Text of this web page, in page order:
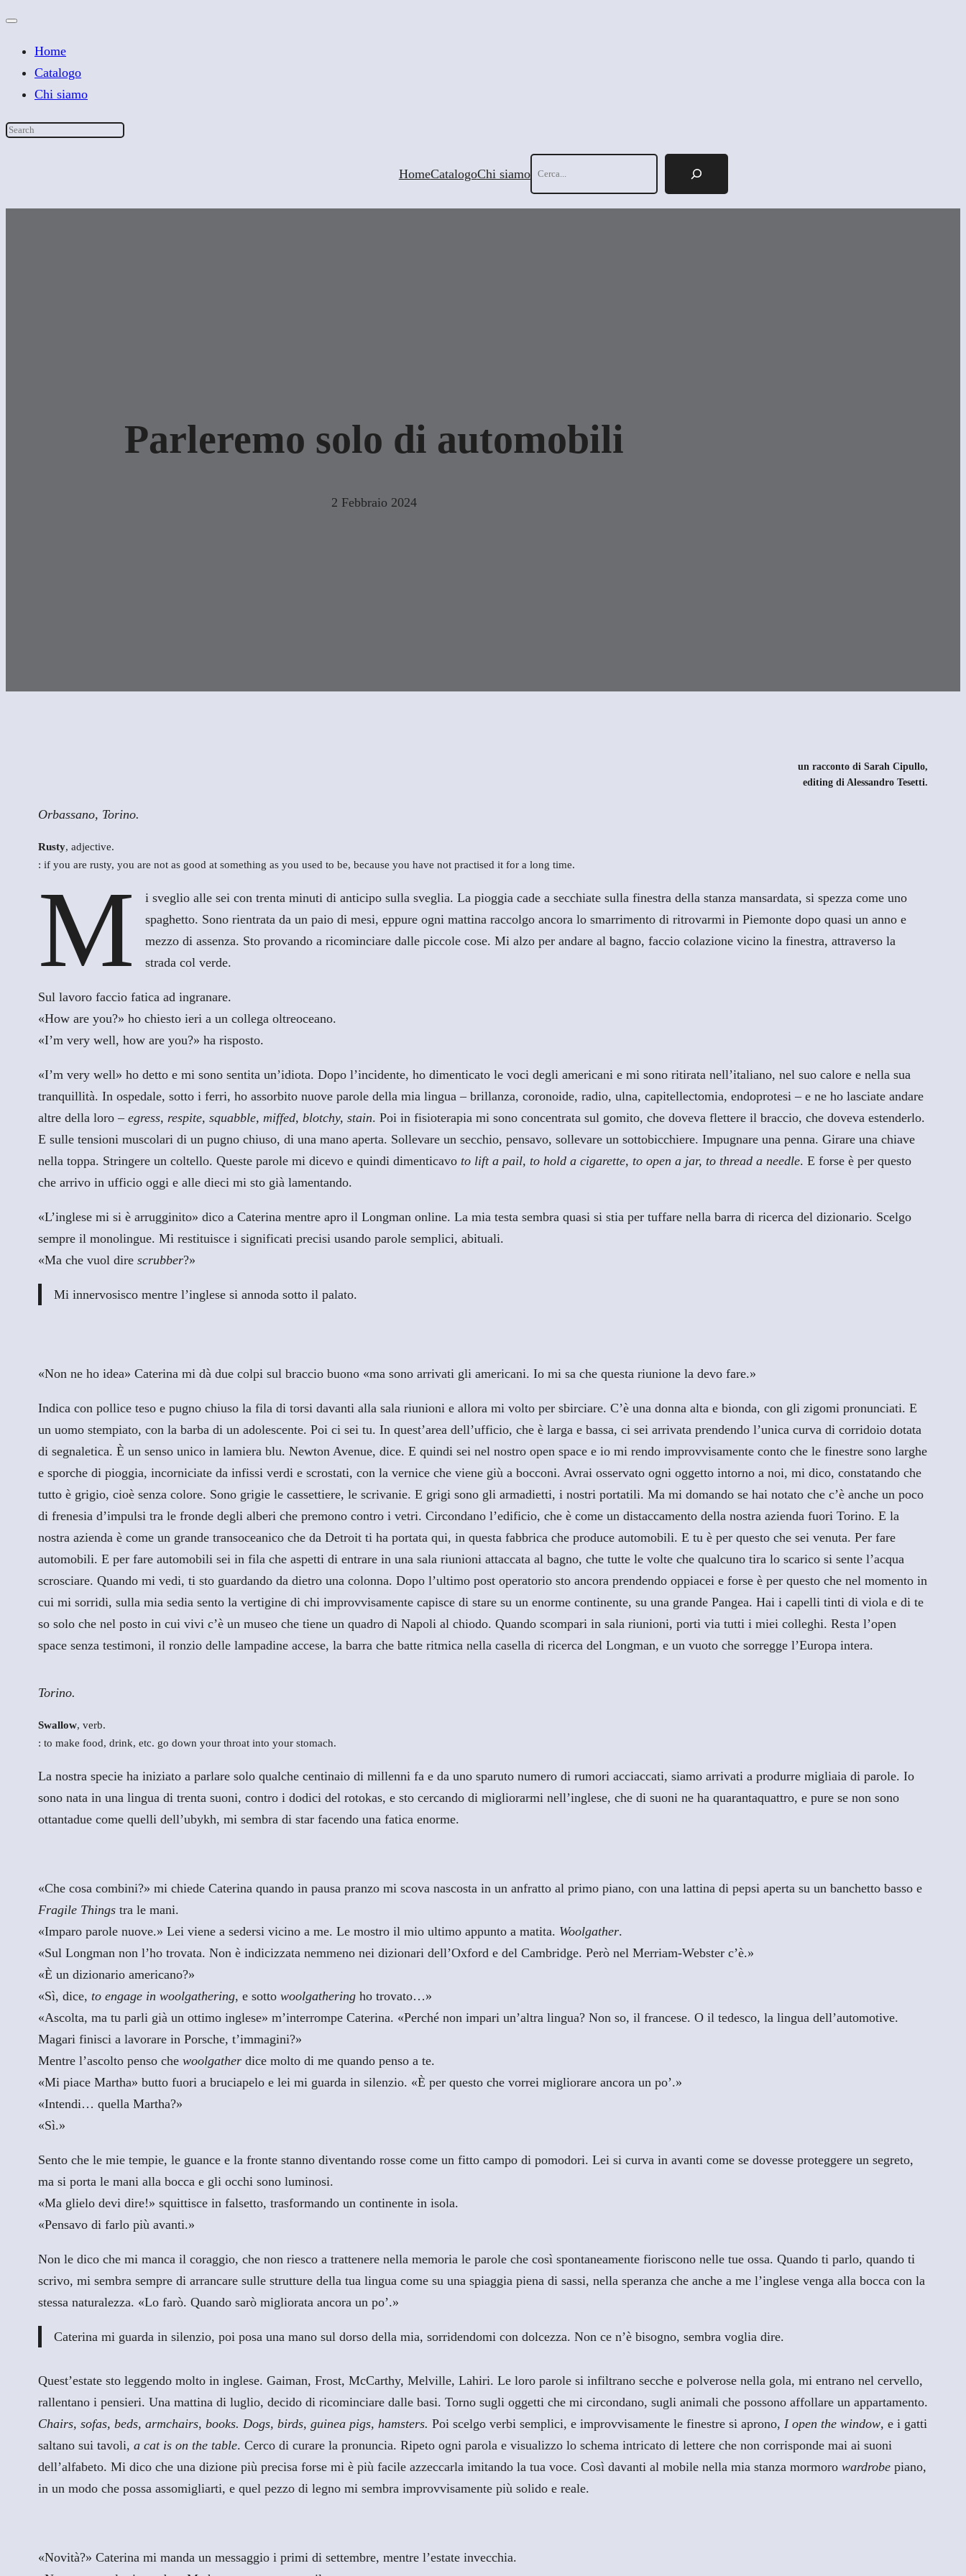
Home
Catalogo
Chi siamo
HomeCatalogoChi siamo
Parleremo solo di automobili
2 Febbraio 2024
un racconto diSarah Cipullo,
editing di Alessandro Tesetti.
Orbassano, Torino.
Rusty, adjective.
: if you are rusty, you are not as good at something as you used to be, because you have not practised it for a long time.
M
i sveglio alle sei con trenta minuti di anticipo sulla sveglia. La pioggia cade a secchiate sulla finestra della stanza mansardata, si spezza come uno
spaghetto. Sono rientrata da un paio di mesi, eppure ogni mattina raccolgo ancora lo smarrimento di ritrovarmi in Piemonte dopo quasi un anno e
mezzo di assenza. Sto provando a ricominciare dalle piccole cose. Mi alzo per andare al bagno, faccio colazione vicino la finestra, attraverso la
strada col verde.
Sul lavoro faccio fatica ad ingranare.
«How are you?» ho chiesto ieri a un collega oltreoceano.
«I’m very well, how are you?» ha risposto.
«I’m very well» ho detto e mi sono sentita un’idiota. Dopo l’incidente, ho dimenticato le voci degli americani e mi sono ritirata nell’italiano, nel suo calore e nella sua
tranquillità. In ospedale, sotto i ferri, ho assorbito nuove parole della mia lingua – brillanza, coronoide, radio, ulna, capitellectomia, endoprotesi – e ne ho lasciate andare
altre della loro – egress, respite, squabble, miffed, blotchy, stain. Poi in fisioterapia mi sono concentrata sul gomito, che doveva flettere il braccio, che doveva estenderlo.
E sulle tensioni muscolari di un pugno chiuso, di una mano aperta. Sollevare un secchio, pensavo, sollevare un sottobicchiere. Impugnare una penna. Girare una chiave
nella toppa. Stringere un coltello. Queste parole mi dicevo e quindi dimenticavo to lift a pail, to hold a cigarette, to open a jar, to thread a needle. E forse è per questo
che arrivo in ufficio oggi e alle dieci mi sto già lamentando.
«L’inglese mi si è arrugginito» dico a Caterina mentre apro il Longman online. La mia testa sembra quasi si stia per tuffare nella barra di ricerca del dizionario. Scelgo
sempre il monolingue. Mi restituisce i significati precisi usando parole semplici, abituali.
«Ma che vuol dire scrubber?»
Mi innervosisco mentre l’inglese si annoda sotto il palato.
«Non ne ho idea» Caterina mi dà due colpi sul braccio buono «ma sono arrivati gli americani. Io mi sa che questa riunione la devo fare.»
Indica con pollice teso e pugno chiuso la fila di torsi davanti alla sala riunioni e allora mi volto per sbirciare. C’è una donna alta e bionda, con gli zigomi pronunciati. E
un uomo stempiato, con la barba di un adolescente. Poi ci sei tu. In quest’area dell’ufficio, che è larga e bassa, ci sei arrivata prendendo l’unica curva di corridoio dotata
di segnaletica. È un senso unico in lamiera blu. Newton Avenue, dice. E quindi sei nel nostro open space e io mi rendo improvvisamente conto che le finestre sono larghe
e sporche di pioggia, incorniciate da infissi verdi e scrostati, con la vernice che viene giù a bocconi. Avrai osservato ogni oggetto intorno a noi, mi dico, constatando che
tutto è grigio, cioè senza colore. Sono grigie le cassettiere, le scrivanie. E grigi sono gli armadietti, i nostri portatili. Ma mi domando se hai notato che c’è anche un poco
di frenesia d’impulsi tra le fronde degli alberi che premono contro i vetri. Circondano l’edificio, che è come un distaccamento della nostra azienda fuori Torino. E la
nostra azienda è come un grande transoceanico che da Detroit ti ha portata qui, in questa fabbrica che produce automobili. E tu è per questo che sei venuta. Per fare
automobili. E per fare automobili sei in fila che aspetti di entrare in una sala riunioni attaccata al bagno, che tutte le volte che qualcuno tira lo scarico si sente l’acqua
scrosciare. Quando mi vedi, ti sto guardando da dietro una colonna. Dopo l’ultimo post operatorio sto ancora prendendo oppiacei e forse è per questo che nel momento in
cui mi sorridi, sulla mia sedia sento la vertigine di chi improvvisamente capisce di stare su un enorme continente, su una grande Pangea. Hai i capelli tinti di viola e di te
so solo che nel posto in cui vivi c’è un museo che tiene un quadro di Napoli al chiodo. Quando scompari in sala riunioni, porti via tutti i miei colleghi. Resta l’open
space senza testimoni, il ronzio delle lampadine accese, la barra che batte ritmica nella casella di ricerca del Longman, e un vuoto che sorregge l’Europa intera.
Torino.
Swallow, verb.
: to make food, drink, etc. go down your throat into your stomach.
La nostra specie ha iniziato a parlare solo qualche centinaio di millenni fa e da uno sparuto numero di rumori acciaccati, siamo arrivati a produrre migliaia di parole. Io
sono nata in una lingua di trenta suoni, contro i dodici del rotokas, e sto cercando di migliorarmi nell’inglese, che di suoni ne ha quarantaquattro, e pure se non sono
ottantadue come quelli dell’ubykh, mi sembra di star facendo una fatica enorme.
«Che cosa combini?» mi chiede Caterina quando in pausa pranzo mi scova nascosta in un anfratto al primo piano, con una lattina di pepsi aperta su un banchetto basso e
Fragile Thingstra le mani.
«Imparo parole nuove.» Lei viene a sedersi vicino a me. Le mostro il mio ultimo appunto a matita. Woolgather.
«Sul Longman non l’ho trovata. Non è indicizzata nemmeno nei dizionari dell’Oxford e del Cambridge. Però nel Merriam-Webster c’è.»
«È un dizionario americano?»
«Sì, dice, to engage in woolgathering, e sotto woolgatheringho trovato…»
«Ascolta, ma tu parli già un ottimo inglese» m’interrompe Caterina. «Perché non impari un’altra lingua? Non so, il francese. O il tedesco, la lingua dell’automotive.
Magari finisci a lavorare in Porsche, t’immagini?»
Mentre l’ascolto penso che woolgatherdice molto di me quando penso a te.
«Mi piace Martha» butto fuori a bruciapelo e lei mi guarda in silenzio. «È per questo che vorrei migliorare ancora un po’.»
«Intendi… quella Martha?»
«Sì.»
Sento che le mie tempie, le guance e la fronte stanno diventando rosse come un fitto campo di pomodori. Lei si curva in avanti come se dovesse proteggere un segreto,
ma si porta le mani alla bocca e gli occhi sono luminosi.
«Ma glielo devi dire!» squittisce in falsetto, trasformando un continente in isola.
«Pensavo di farlo più avanti.»
Non le dico che mi manca il coraggio, che non riesco a trattenere nella memoria le parole che così spontaneamente fioriscono nelle tue ossa. Quando ti parlo, quando ti
scrivo, mi sembra sempre di arrancare sulle strutture della tua lingua come su una spiaggia piena di sassi, nella speranza che anche a me l’inglese venga alla bocca con la
stessa naturalezza. «Lo farò. Quando sarò migliorata ancora un po’.»
Caterina mi guarda in silenzio, poi posa una mano sul dorso della mia, sorridendomi con dolcezza. Non ce n’è bisogno, sembra voglia dire.
Quest’estate sto leggendo molto in inglese. Gaiman, Frost, McCarthy, Melville, Lahiri. Le loro parole si infiltrano secche e polverose nella gola, mi entrano nel cervello,
rallentano i pensieri. Una mattina di luglio, decido di ricominciare dalle basi. Torno sugli oggetti che mi circondano, sugli animali che possono affollare un appartamento.
Chairs, sofas, beds, armchairs, books. Dogs, birds, guinea pigs, hamsters. Poi scelgo verbi semplici, e improvvisamente le finestre si aprono, I open the window, e i gatti
saltano sui tavoli, a cat is on the table. Cerco di curare la pronuncia. Ripeto ogni parola e visualizzo lo schema intricato di lettere che non corrisponde mai ai suoni
dell’alfabeto. Mi dico che una dizione più precisa forse mi è più facile azzeccarla imitando la tua voce. Così davanti al mobile nella mia stanza mormoro wardrobepiano,
in un modo che possa assomigliarti, e quel pezzo di legno mi sembra improvvisamente più solido e reale.
«Novità?» Caterina mi manda un messaggio i primi di settembre, mentre l’estate invecchia.